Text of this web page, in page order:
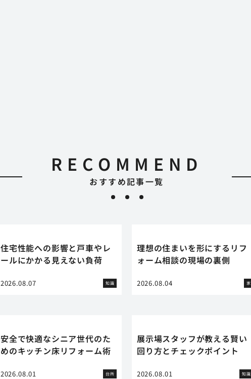
RECOMMEND
おすすめ記事一覧
住宅性能への影響と戸車やレ
ールにかかる見えない負荷
2026.08.07 知識
理想の住まいを形にするリフ
ォーム相談の現場の裏側
2026.08.04 家
安全で快適なシニア世代のた
めのキッチン床リフォーム術
2026.08.01 台所
展示場スタッフが教える賢い
回り方とチェックポイント
2026.08.01 知識